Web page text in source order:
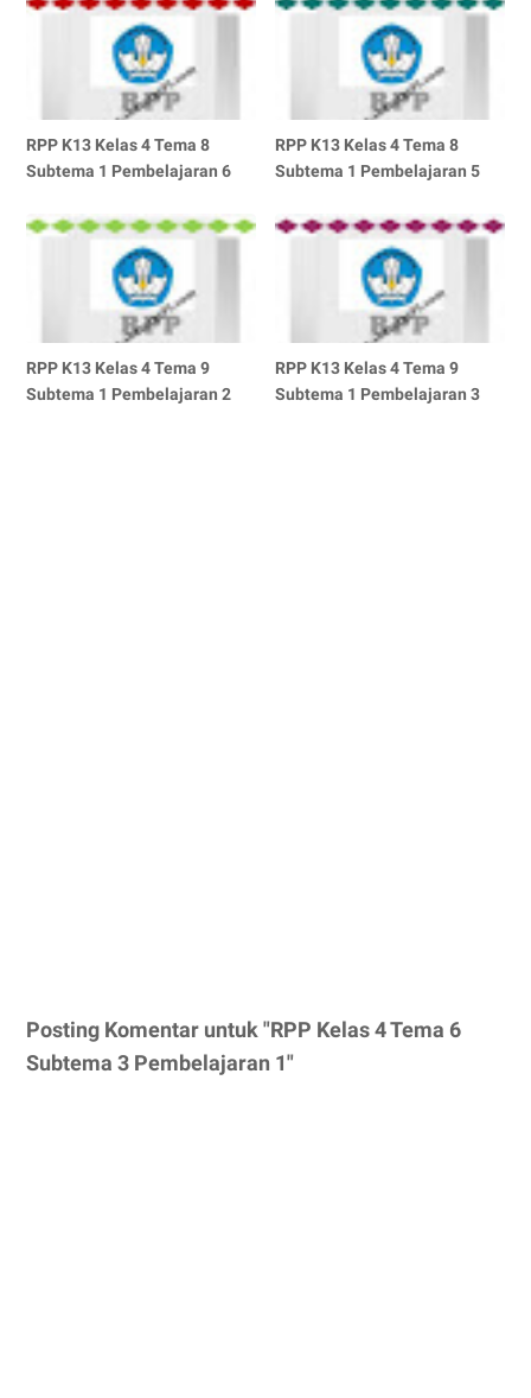
RPP K13 Kelas 4 Tema 8
Subtema 1 Pembelajaran 6
RPP K13 Kelas 4 Tema 8
Subtema 1 Pembelajaran 5
RPP K13 Kelas 4 Tema 9
Subtema 1 Pembelajaran 2
RPP K13 Kelas 4 Tema 9
Subtema 1 Pembelajaran 3
Posting Komentar untuk "RPP Kelas 4 Tema 6
Subtema 3 Pembelajaran 1"